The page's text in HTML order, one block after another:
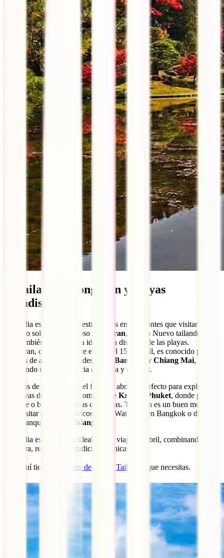
6. Tailandia: Songkran y playas
paradisíacas
Tailandia es uno de los destinos más emocionantes que visitar en
abril, no solo por el famoso
Songkran, el Año Nuevo tailandés,
sino también por su clima ideal para disfrutar de las playas.
Songkran, celebrado entre el 13 y el 15 de abril, es conocido por sus
batallas de agua en ciudades como Bangkok y Chiang Mai,
ofreciendo una experiencia divertida y cultural.
Además de participar en el festival, abril es perfecto para explorar
las playas de Tailandia, como las de Krabi o Phuket, donde puedes
relajarte o bucear en aguas cristalinas. También es un buen momento
para visitar templos icónicos como Wat Arun en Bangkok o disfrutar
de la tranquilidad de
Chiang Rai
Tailandia es un destino ideal donde viajar en abril, combinando
aventura, relajación y tradiciones únicas.
👉 Aquí tienes el seguro de viaje a Tailandia que necesitas.